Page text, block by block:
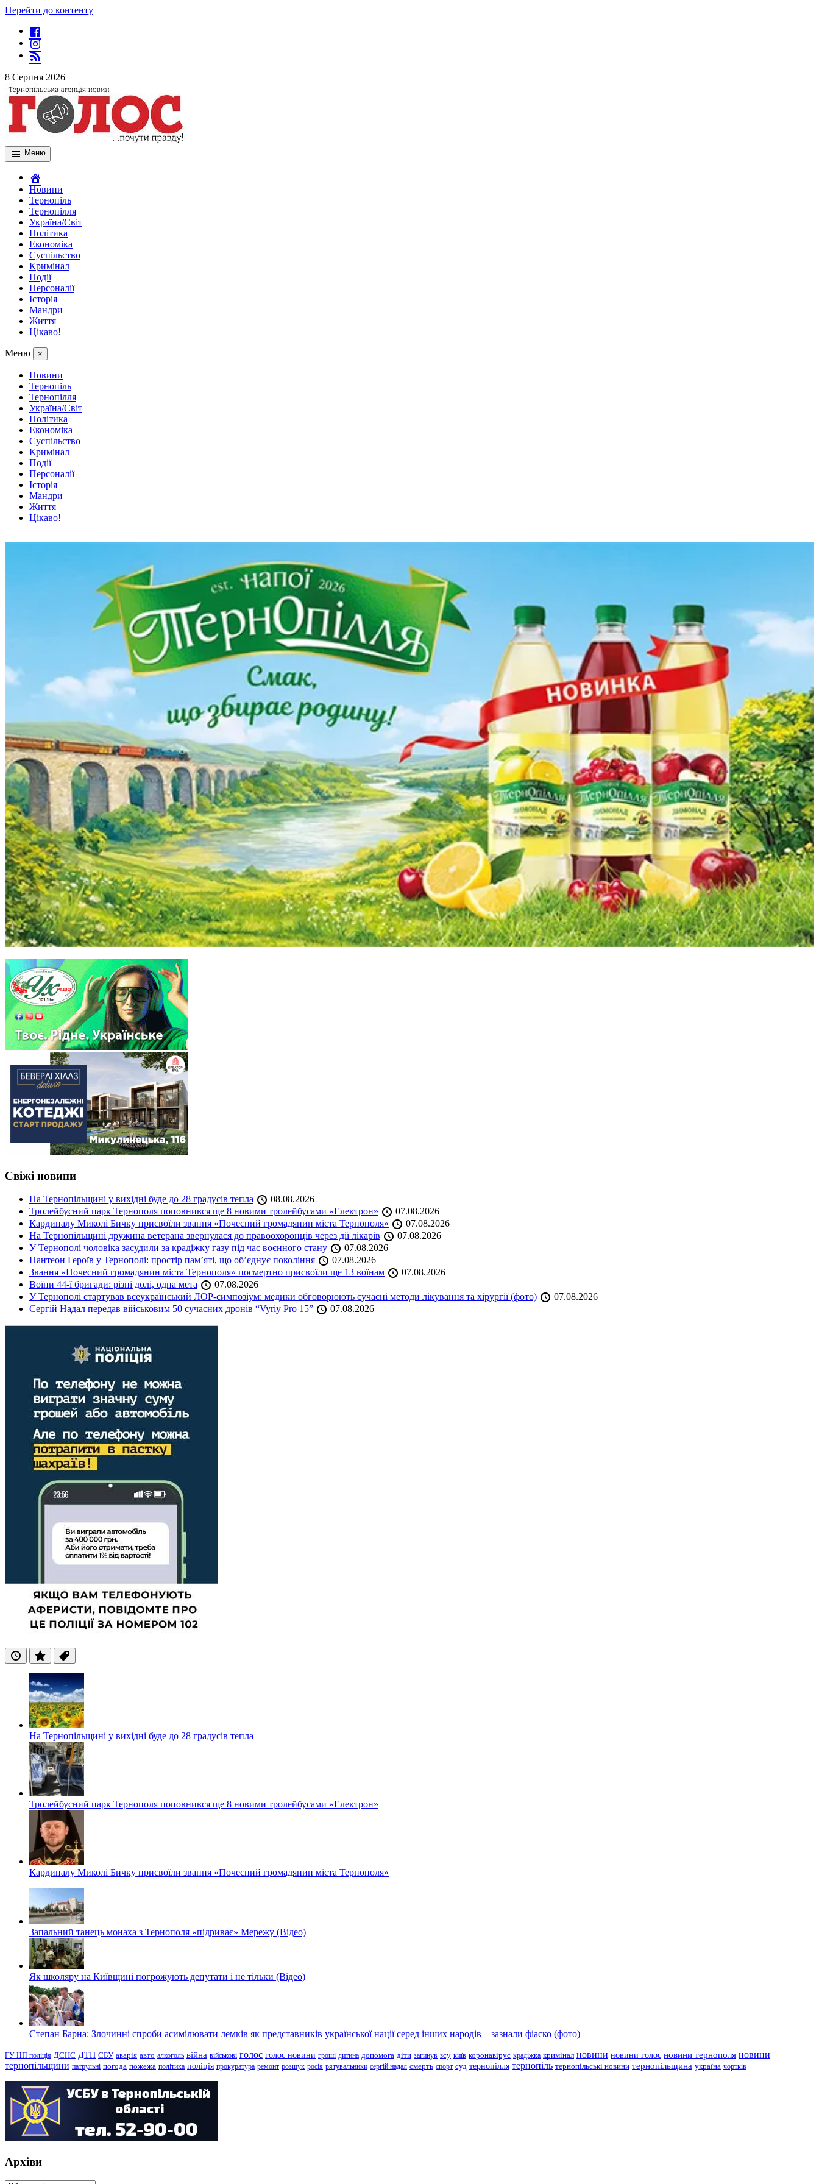
Перейти до контенту
8 Серпня 2026
Меню
Новини
Тернопіль
Тернопілля
Україна/Світ
Політика
Економіка
Суспільство
Кримінал
Події
Персоналії
Історія
Мандри
Життя
Цікаво!
Меню ×
Новини
Тернопіль
Тернопілля
Україна/Світ
Політика
Економіка
Суспільство
Кримінал
Події
Персоналії
Історія
Мандри
Життя
Цікаво!
Свіжі новини
На Тернопільщині у вихідні буде до 28 градусів тепла
08.08.2026
Тролейбусний парк Тернополя поповнився ще 8 новими тролейбусами «Електрон»
07.08.2026
Кардиналу Миколі Бичку присвоїли звання «Почесний громадянин міста Тернополя»
07.08.2026
На Тернопільщині дружина ветерана звернулася до правоохоронців через дії лікарів
07.08.2026
У Тернополі чоловіка засудили за крадіжку газу під час воєнного стану
07.08.2026
Пантеон Героїв у Тернополі: простір пам’яті, що об’єднує покоління
07.08.2026
Звання «Почесний громадянин міста Тернополя» посмертно присвоїли ще 13 воїнам
07.08.2026
Воїни 44-ї бригади: різні долі, одна мета
07.08.2026
У Тернополі стартував всеукраїнський ЛОР-симпозіум: медики обговорюють сучасні методи лікування та хірургії (фото)
07.08.2026
Сергій Надал передав військовим 50 сучасних дронів “Vyriy Pro 15”
07.08.2026
ОстанніПопулярні
Теги
На Тернопільщині у вихідні буде до 28 градусів тепла
Тролейбусний парк Тернополя поповнився ще 8 новими тролейбусами «Електрон»
Кардиналу Миколі Бичку присвоїли звання «Почесний громадянин міста Тернополя»
Запальний танець монаха з Тернополя «підриває» Мережу (Відео)
Як школяру на Київщині погрожують депутати і не тільки (Відео)
Степан Барна: Злочинні спроби асимілювати лемків як представників української нації серед інших народів – зазнали фіаско (фото)
ГУ НП поліція ДСНС ДТП СБУ аварія авто алкоголь війна військові голос голос новини гроші дитина допомога діти загинув зсу київ коронавірус крадіжка кримінал новини новини голос новини тернополя новини
тернопільщини патрульні погода пожежа політика поліція прокуратура ремонт розшук росія рятувальники сергій надал смерть спорт суд тернопілля тернопіль тернопільські новини тернопільщина україна чортків
Архіви